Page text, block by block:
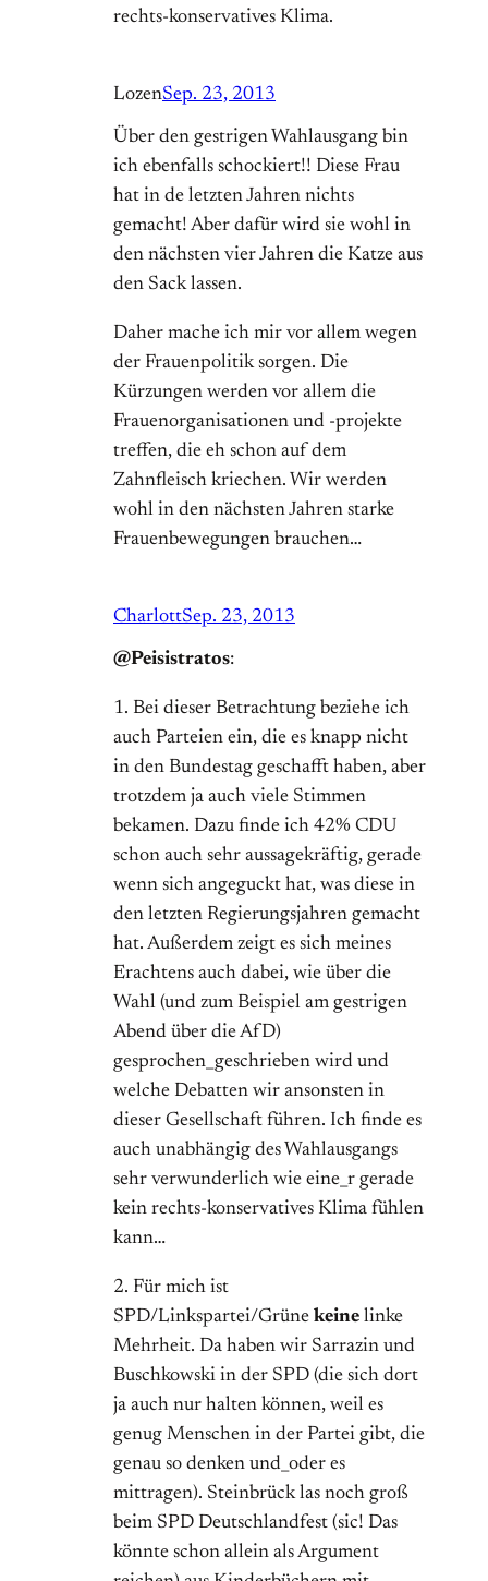
rechts-konservatives Klima.
LozenSep. 23, 2013
Über den gestrigen Wahlausgang bin
ich ebenfalls schockiert!! Diese Frau
hat in de letzten Jahren nichts
gemacht! Aber dafür wird sie wohl in
den nächsten vier Jahren die Katze aus
den Sack lassen.
Daher mache ich mir vor allem wegen
der Frauenpolitik sorgen. Die
Kürzungen werden vor allem die
Frauenorganisationen und -projekte
treffen, die eh schon auf dem
Zahnfleisch kriechen. Wir werden
wohl in den nächsten Jahren starke
Frauenbewegungen brauchen…
CharlottSep. 23, 2013
@Peisistratos:
1. Bei dieser Betrachtung beziehe ich
auch Parteien ein, die es knapp nicht
in den Bundestag geschafft haben, aber
trotzdem ja auch viele Stimmen
bekamen. Dazu finde ich 42% CDU
schon auch sehr aussagekräftig, gerade
wenn sich angeguckt hat, was diese in
den letzten Regierungsjahren gemacht
hat. Außerdem zeigt es sich meines
Erachtens auch dabei, wie über die
Wahl (und zum Beispiel am gestrigen
Abend über die AfD)
gesprochen_geschrieben wird und
welche Debatten wir ansonsten in
dieser Gesellschaft führen. Ich finde es
auch unabhängig des Wahlausgangs
sehr verwunderlich wie eine_r gerade
kein rechts-konservatives Klima fühlen
kann…
2. Für mich ist
SPD/Linkspartei/Grüne keine linke
Mehrheit. Da haben wir Sarrazin und
Buschkowski in der SPD (die sich dort
ja auch nur halten können, weil es
genug Menschen in der Partei gibt, die
genau so denken und_oder es
mittragen). Steinbrück las noch groß
beim SPD Deutschlandfest (sic! Das
könnte schon allein als Argument